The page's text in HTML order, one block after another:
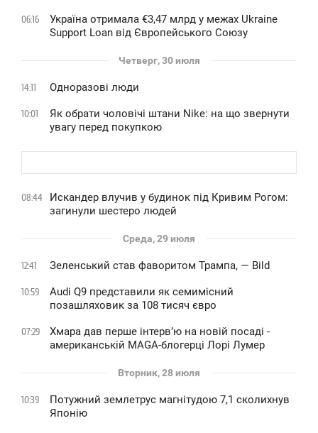
06:16
Україна отримала €3,47 млрд у межах Ukraine
Support Loan від Європейського Союзу
Четверг, 30 июля
14:11 Одноразові люди
10:01
Як обрати чоловічі штани Nike: на що звернути
увагу перед покупкою
08:44
Искандер влучив у будинок під Кривим Рогом:
загинули шестеро людей
Среда, 29 июля
12:41 Зеленський став фаворитом Трампа, — Bild
10:59
Audi Q9 представили як семимісний
позашляховик за 108 тисяч євро
07:29
Хмара дав перше інтервʼю на новій посаді -
американській MAGA-блогерці Лорі Лумер
Вторник, 28 июля
10:39
Потужний землетрус магнітудою 7,1 сколихнув
Японію